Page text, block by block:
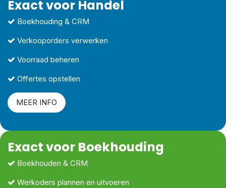
Exact voor Handel
Boekhouding & CRM
Verkooporders verwerken
Voorraad beheren
Offertes opstellen
MEER INFO
Exact voor Boekhouding
Boekhouden & CRM
Werkoders plannen en uitvoeren